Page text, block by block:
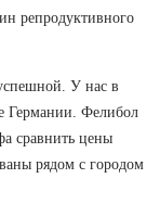
репродуктивного
У нас в
Германии. Фелибол
сравнить цены
рядом с городом